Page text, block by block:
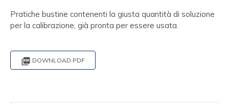
Pratiche bustine contenenti la giusta quantità di soluzione
per la calibrazione, già pronta per essere usata.
 DOWNLOAD PDF